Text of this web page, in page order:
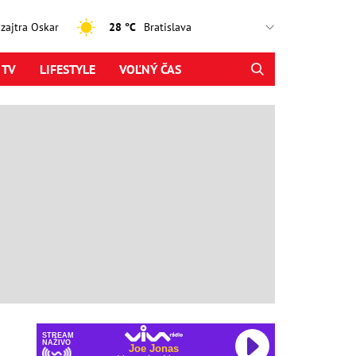
Oskar 28 °C
LIFESTYLE VOĽNÝ ČAS
STREAM
NAŽIVO
Joe Jonas